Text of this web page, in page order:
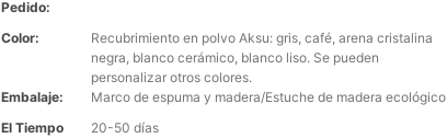
Pedido:
Color:
Recubrimiento en polvo Aksu: gris, café, arena cristalina
negra, blanco cerámico, blanco liso. Se pueden
personalizar otros colores.
Embalaje:
Marco de espuma y madera/Estuche de madera ecológico
El Tiempo
20-50 días